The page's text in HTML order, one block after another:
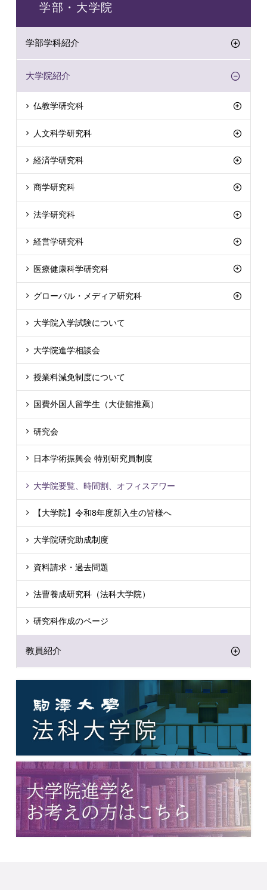
学部・大学院
学部学科紹介
大学院紹介
仏教学研究科
人文科学研究科
経済学研究科
商学研究科
法学研究科
経営学研究科
医療健康科学研究科
グローバル・メディア研究科
大学院入学試験について
大学院進学相談会
授業料減免制度について
国費外国人留学生（大使館推薦）
研究会
日本学術振興会 特別研究員制度
大学院要覧、時間割、オフィスアワー
【大学院】令和8年度新入生の皆様へ
大学院研究助成制度
資料請求・過去問題
法曹養成研究科（法科大学院）
研究科作成のページ
教員紹介